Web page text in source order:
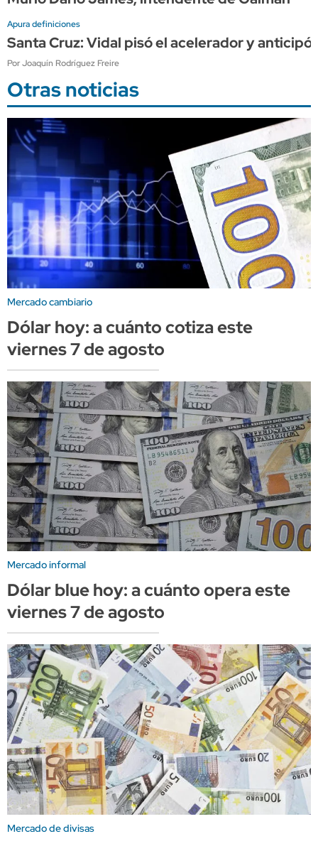
Apura definiciones
Santa Cruz: Vidal pisó el acelerador y
Por Joaquín Rodríguez Freire
Otras noticias
Mercado cambiario
Dólar hoy: a cuánto cotiza este
viernes 7 de agosto
Mercado informal
Dólar blue hoy: a cuánto opera este
viernes 7 de agosto
Mercado de divisas